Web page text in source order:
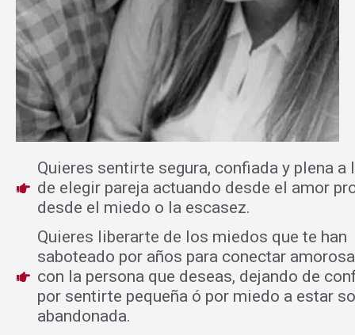
Quieres sentirte segura, confiada y plena a
de elegir pareja actuando desde el amor
desde el miedo o la escasez.
Quieres liberarte de los miedos que te han
saboteado por años para conectar
con la persona que deseas, dejando de
por sentirte pequeña ó por miedo a estar
abandonada.